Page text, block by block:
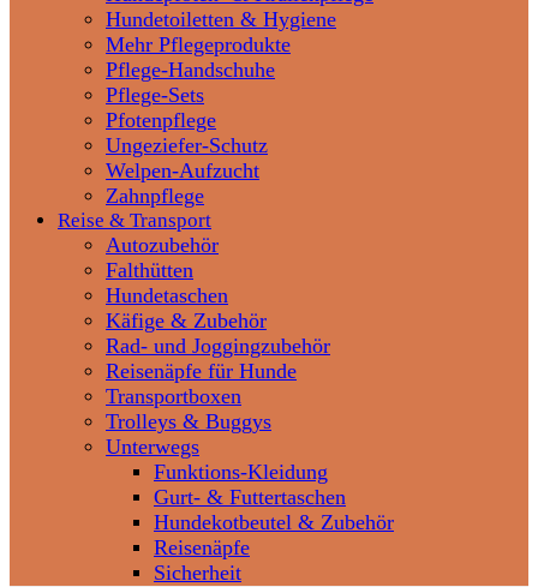
Hundetoiletten & Hygiene
Mehr Pflegeprodukte
Pflege-Handschuhe
Pflege-Sets
Pfotenpflege
Ungeziefer-Schutz
Welpen-Aufzucht
Zahnpflege
Reise & Transport
Autozubehör
Falthütten
Hundetaschen
Käfige & Zubehör
Rad- und Joggingzubehör
Reisenäpfe für Hunde
Transportboxen
Trolleys & Buggys
Unterwegs
Funktions-Kleidung
Gurt- & Futtertaschen
Hundekotbeutel & Zubehör
Reisenäpfe
Sicherheit